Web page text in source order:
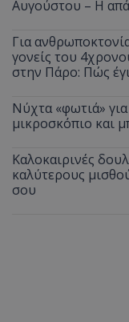
Αυγούστου – Η
Για
γονείς του
στην Πάρο: Πώς
Νύχτα «φωτιά»
μικροσκόπιο και
Καλοκαιρινές
καλύτερους
σου